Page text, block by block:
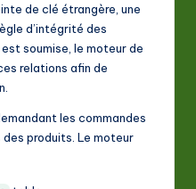
de clé étrangère, une
d’intégrité des
soumise, le moteur de
relations afin de
les commandes
produits. Le moteur